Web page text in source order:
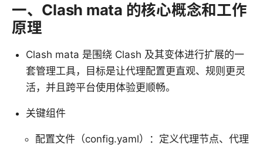
一、Clash mata 的核心概念和工作
原理
Clash mata 是围绕 Clash 及其变体进行扩展的一
套管理工具，目标是让代理配置更直观、规则更灵
活，并且跨平台使用体验更顺畅。
关键组件
配置文件（config.yaml）：定义代理节点、代理